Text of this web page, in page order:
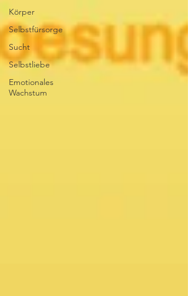
Körper
Selbstfürsorge
Sucht
Selbstliebe
Emotionales
Wachstum